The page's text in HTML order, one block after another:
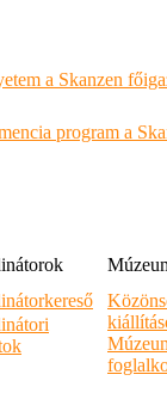
a Skanzen
program a